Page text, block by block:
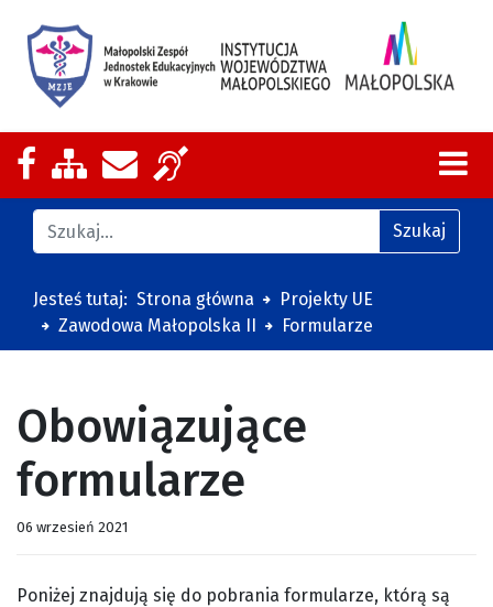
Nasza strona na Facebooku
Zobacz mapę strony
Wyślij emailZakres działalności z tłumaczeniem
Jesteś tutaj: Strona główna
Projekty UE
Zawodowa Małopolska II
Formularze
Znajdź na stronie Szukaj
Obowiązujące
formularze
06 wrzesień 2021
Poniżej znajdują się do pobrania formularze, którą są